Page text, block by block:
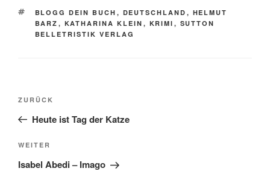
SCHLAGWÖRTER
BLOGG DEIN BUCH , DEUTSCHLAND , HELMUT
BARZ , KATHARINA KLEIN , KRIMI , SUTTON
BELLETRISTIK VERLAG
Beitragsnavigation
Vorheriger
Beitrag
ZURÜCK
Heute ist Tag der Katze
Nächster
Beitrag
WEITER
Isabel Abedi – Imago